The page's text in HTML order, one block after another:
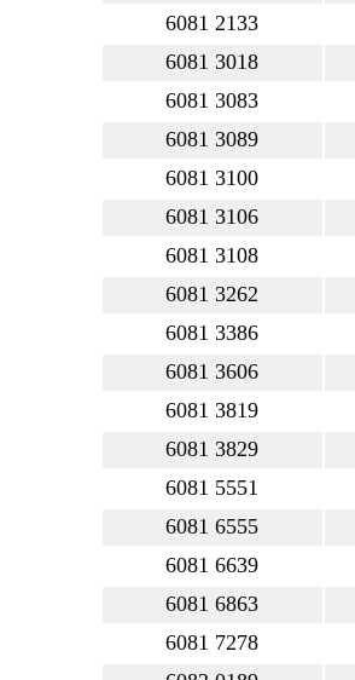
6081 2133
6081 3018
6081 3083
6081 3089
6081 3100
6081 3106
6081 3108
6081 3262
6081 3386
6081 3606
6081 3819
6081 3829
6081 5551
6081 6555
6081 6639
6081 6863
6081 7278